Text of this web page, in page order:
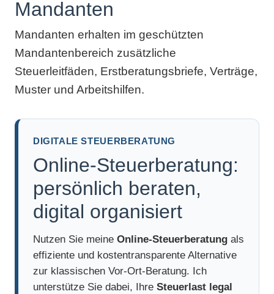
Mandanten
Mandanten erhalten im geschützten
Mandantenbereich zusätzliche
Steuerleitfäden, Erstberatungsbriefe, Verträge,
Muster und Arbeitshilfen.
DIGITALE STEUERBERATUNG
Online-Steuerberatung:
persönlich beraten,
digital organisiert
Nutzen Sie meine Online-Steuerberatung als
effiziente und kostentransparente Alternative
zur klassischen Vor-Ort-Beratung. Ich
unterstütze Sie dabei, Ihre Steuerlast legal